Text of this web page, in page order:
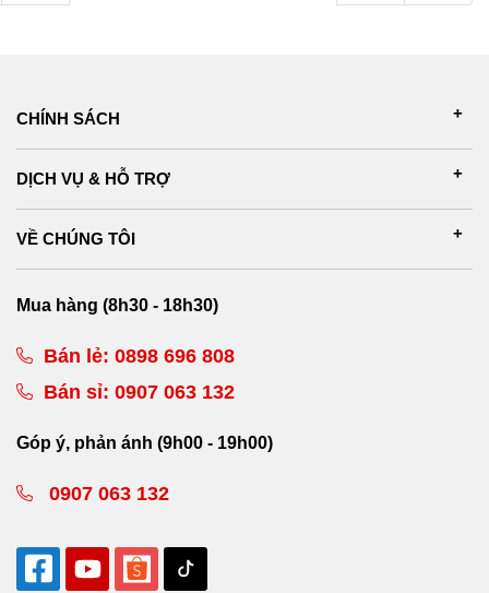
CHÍNH SÁCH
DỊCH VỤ & HỖ TRỢ
VỀ CHÚNG TÔI
Mua hàng (8h30 - 18h30)
Bán lẻ: 0898 696 808
Bán sỉ: 0907 063 132
Góp ý, phản ánh (9h00 - 19h00)
0907 063 132